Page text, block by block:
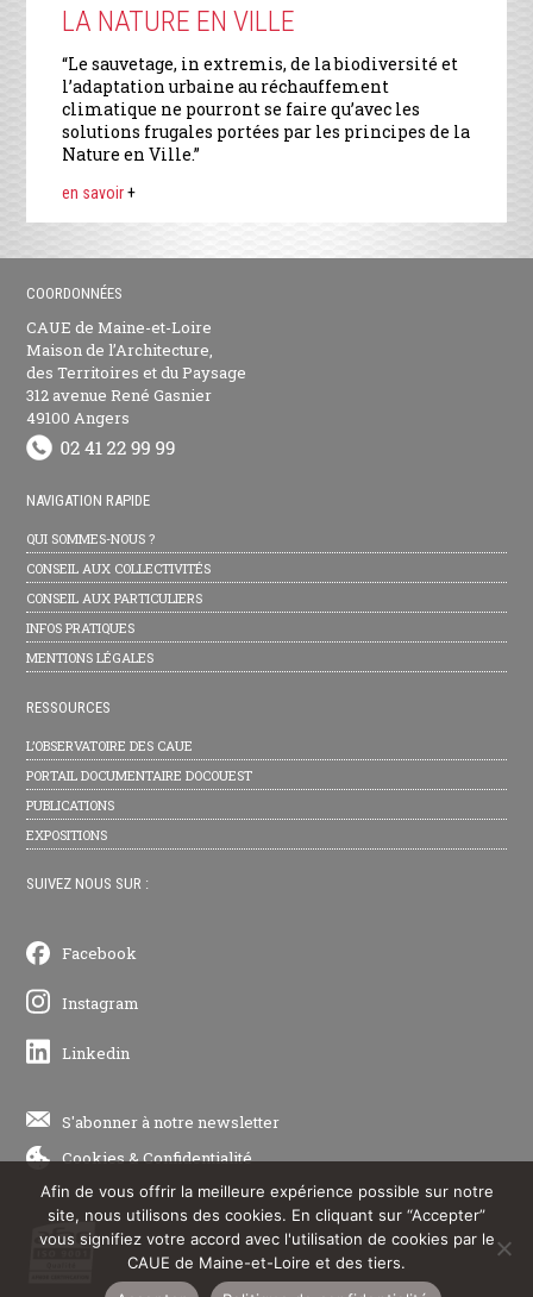
LA NATURE EN VILLE
“Le sauvetage, in extremis, de la biodiversité et
l’adaptation urbaine au réchauffement
climatique ne pourront se faire qu’avec les
solutions frugales portées par les principes de la
Nature en Ville.”
en savoir+
COORDONNÉES
CAUE de Maine-et-Loire
Maison de l’Architecture,
des Territoires et du Paysage
312 avenue René Gasnier
49100 Angers
NAVIGATION RAPIDE
QUI SOMMES-NOUS ?
CONSEIL AUX COLLECTIVITÉS
CONSEIL AUX PARTICULIERS
INFOS PRATIQUES
MENTIONS LÉGALES
RESSOURCES
L’OBSERVATOIRE DES CAUE
PORTAIL DOCUMENTAIRE DOCOUEST
PUBLICATIONS
EXPOSITIONS
SUIVEZ NOUS SUR :
Facebook
Instagram
Linkedin
S'abonner à notre newsletter
Cookies&Confidentialité
Afin de vous offrir la meilleure expérience possible sur notre
site, nous utilisons des cookies. En cliquant sur “Accepter”
vous signifiez votre accord avec l'utilisation de cookies par le
CAUE de Maine-et-Loire et des tiers.